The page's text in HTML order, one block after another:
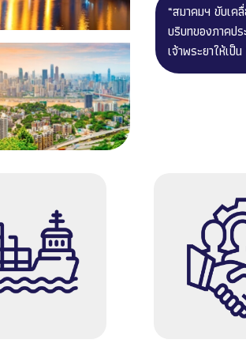
“สมาคมฯ ขับเค
บริบทของภาคป
เจ้าพระยาให้เ